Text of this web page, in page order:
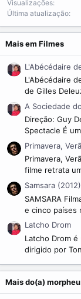
Visualizações
Última atualização
Mais em Filmes
L'Abécédaire
L'Abécédaire
de Gilles
A Sociedade
Direção: Guy
Spectacle É
Primavera,
Primavera,
filme retrata
Samsara (2012)
SAMSARA
e cinco países
Latcho Drom
Latcho Drom
dirigido por
Mais do(a) morpheu